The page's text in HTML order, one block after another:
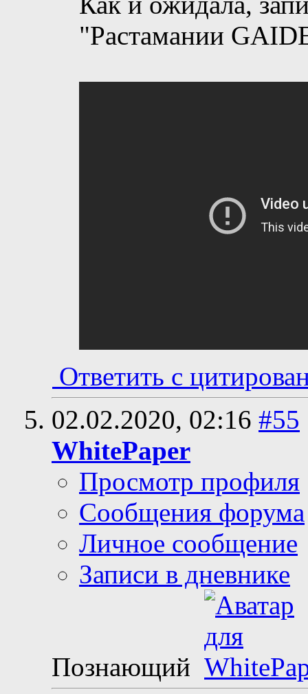
Как и ожидала,
"Растамании
Ответить с
02.02.2020, 02:16 #55
WhitePaper
Просмотр профиля
Сообщения форума
Личное сообщение
Записи в дневнике
Познающий